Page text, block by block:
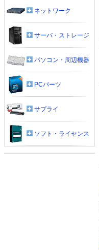
ネットワーク
サーバ・ストレージ
パソコン・周辺機器
PCパーツ
サプライ
ソフト・ライセンス